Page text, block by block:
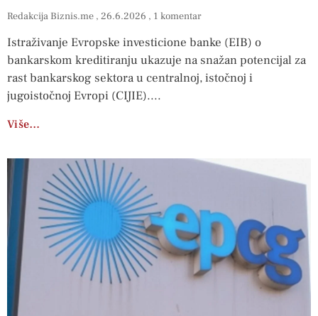
Redakcija Biznis.me 26.6.2026 1 komentar
Istraživanje Evropske investicione banke (EIB) o
bankarskom kreditiranju ukazuje na snažan potencijal za
rast bankarskog sektora u centralnoj, istočnoj i
jugoistočnoj Evropi (CIJIE).
Više…